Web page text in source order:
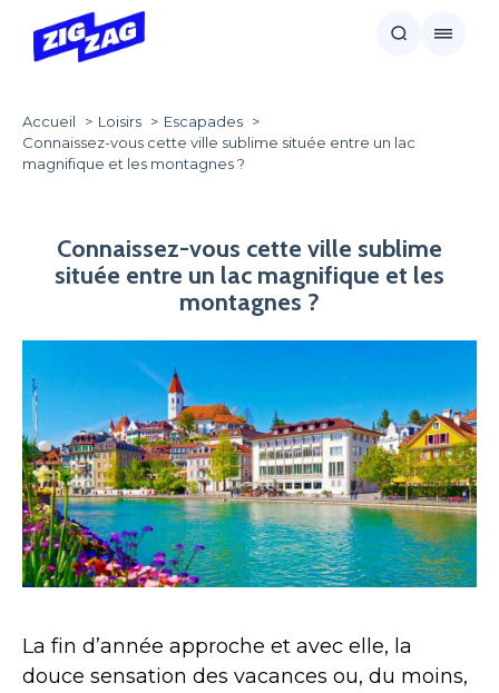
Accueil Loisirs
Escapades
Connaissez-vous cette ville sublime située entre un lac
magnifique et les montagnes ?
Connaissez-vous cette ville sublime
située entre un lac magnifique et les
montagnes ?
La fin d’année approche et avec elle, la
douce sensation des vacances ou, du moins,